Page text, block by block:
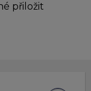
přiložit